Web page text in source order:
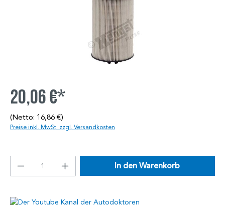
20,06 €*
(Netto: 16,86 €)
Preise inkl. MwSt. zzgl. Versandkosten
In den Warenkorb